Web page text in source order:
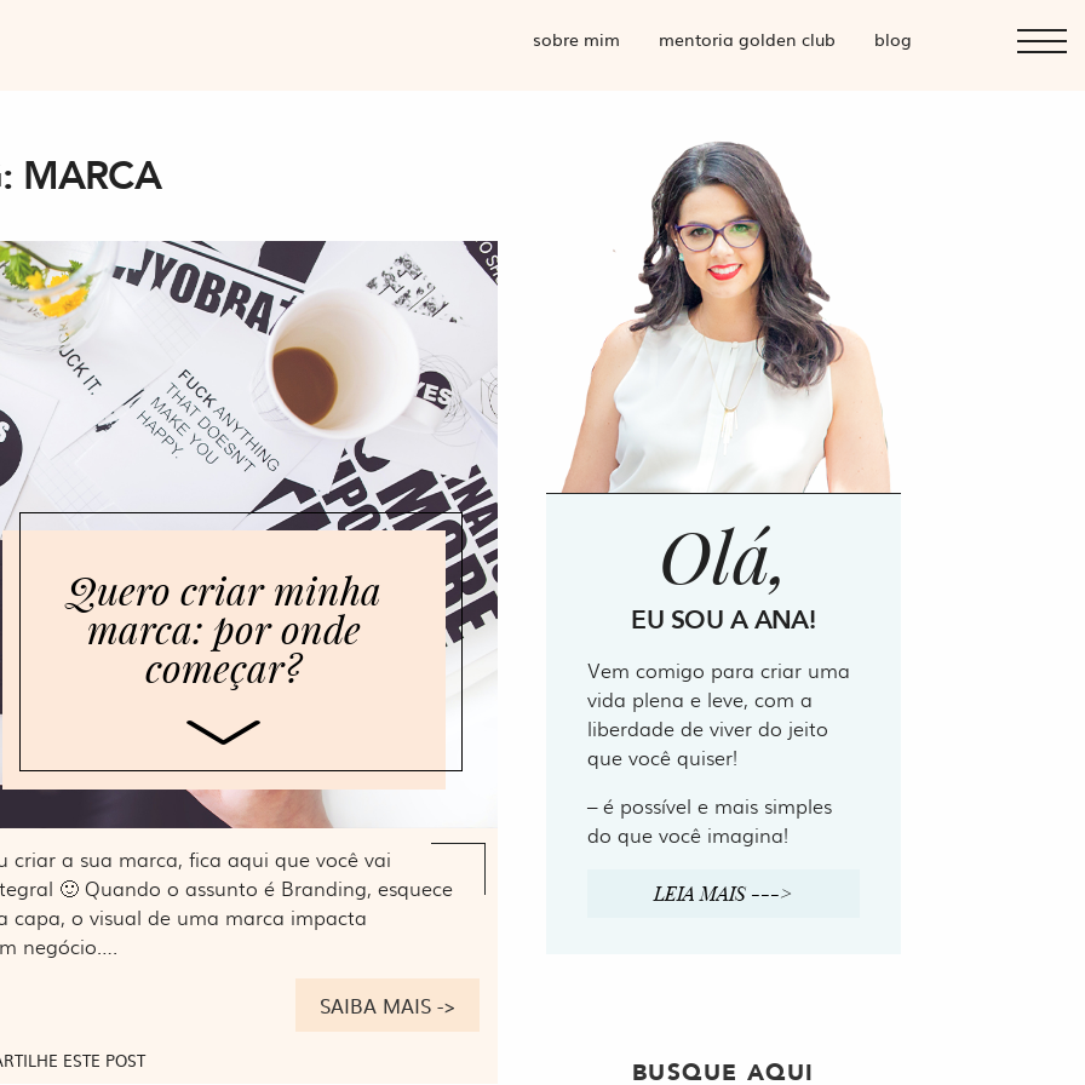
sobre mim mentoria golden club blog
MARCA
Quero criar minha
marca: por onde
começar?
criar a sua marca, fica aqui que você vai
🙂 Quando o assunto é Branding, esquece
o visual de uma marca impacta
negócio….
ESTE POST
SAIBA MAIS ->
Olá,
EU SOU A ANA!
Vem comigo para criar uma
vida plena e leve, com a
liberdade de viver do jeito
que você quiser!
– é possível e mais simples
do que você imagina!
LEIA MAIS --->
BUSQUE AQUI